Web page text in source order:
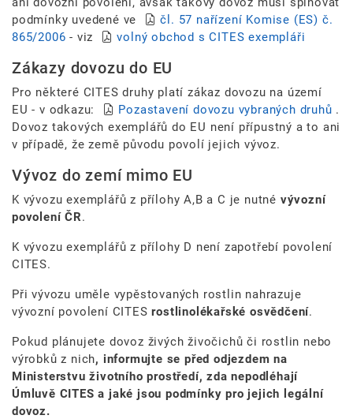
podmínky uvedené ve
čl. 57 nařízení Komise (ES) č.
865/2006 - viz volný obchod s CITES exempláři
Zákazy dovozu do EU
Pro některé CITES druhy platí zákaz dovozu na území
EU - v odkazu:
Pozastavení dovozu vybraných druhů .
Dovoz takových exemplářů do EU není přípustný a to ani
v případě, že země původu povolí jejich vývoz.
Vývoz do zemí mimo EU
K vývozu exemplářů z přílohy A,B a C je nutné vývozní
povolení ČR.
K vývozu exemplářů z přílohy D není zapotřebí povolení
CITES.
Při vývozu uměle vypěstovaných rostlin nahrazuje
vývozní povolení CITESrostlinolékařské osvědčení.
Pokud plánujete dovoz živých živočichů či rostlin nebo
výrobků z nich, informujte se před odjezdem na
Ministerstvu životního prostředí, zda nepodléhají
Úmluvě CITES a jaké jsou podmínky pro jejich legální
dovoz.